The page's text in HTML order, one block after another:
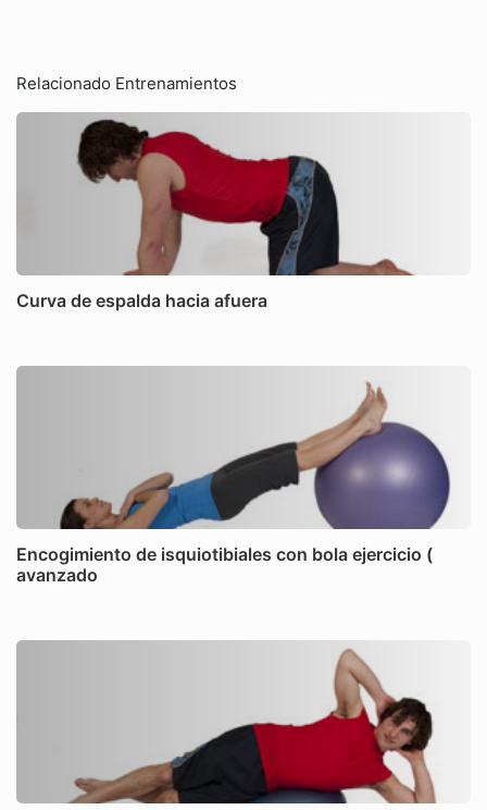
Relacionado Entrenamientos
Curva de espalda hacia afuera
Encogimiento de isquiotibiales con bola ejercicio (
avanzado